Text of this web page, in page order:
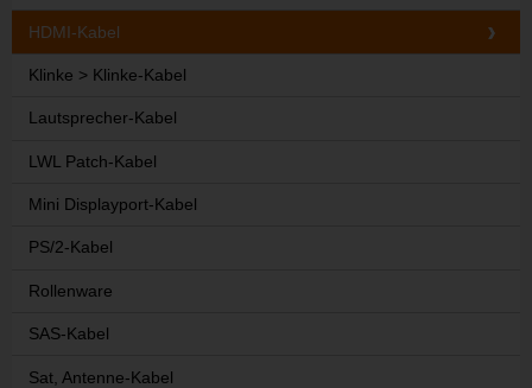
HDMI-Kabel
Klinke > Klinke-Kabel
Lautsprecher-Kabel
LWL Patch-Kabel
Mini Displayport-Kabel
PS/2-Kabel
Rollenware
SAS-Kabel
Sat, Antenne-Kabel